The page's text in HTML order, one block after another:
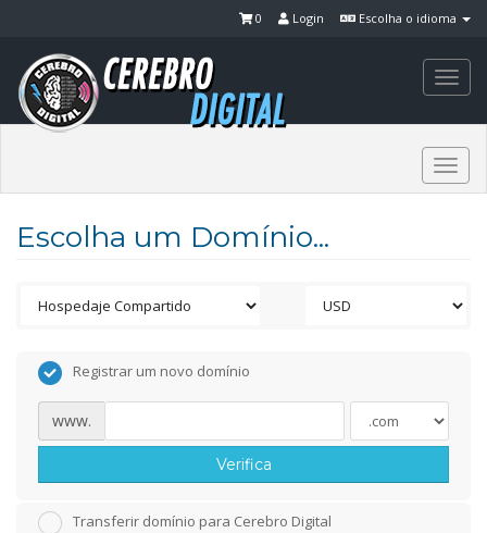
Escolha o idioma
Login
0
Escolha um Domínio...
Registrar um novo domínio
www.
Verifica
Transferir domínio para Cerebro Digital